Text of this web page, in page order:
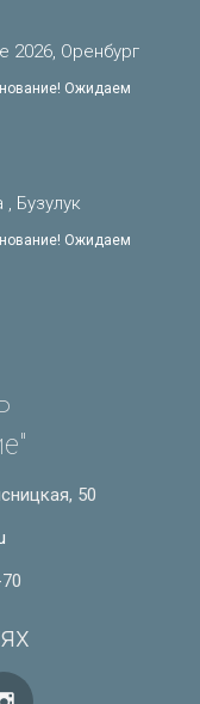
2026, Оренбург
Ожидаем
Бузулук
Ожидаем
50